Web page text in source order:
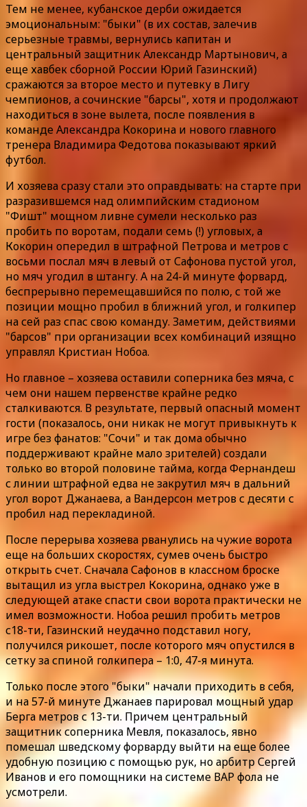
Тем не менее, кубанское дерби ожидается
эмоциональным: "быки" (в их состав, залечив
серьезные травмы, вернулись капитан и
центральный защитник Александр Мартынович, а
еще хавбек сборной России Юрий Газинский)
сражаются за второе место и путевку в Лигу
чемпионов, а сочинские "барсы", хотя и продолжают
находиться в зоне вылета, после появления в
команде Александра Кокорина и нового главного
тренера Владимира Федотова показывают яркий
футбол.
И хозяева сразу стали это оправдывать: на старте при
разразившемся над олимпийским стадионом
"Фишт" мощном ливне сумели несколько раз
пробить по воротам, подали семь (!) угловых, а
Кокорин опередил в штрафной Петрова и метров с
восьми послал мяч в левый от Сафонова пустой угол,
но мяч угодил в штангу. А на 24-й минуте форвард,
беспрерывно перемещавшийся по полю, с той же
позиции мощно пробил в ближний угол, и голкипер
на сей раз спас свою команду. Заметим, действиями
"барсов" при организации всех комбинаций изящно
управлял Кристиан Нобоа.
Но главное – хозяева оставили соперника без мяча, с
чем они нашем первенстве крайне редко
сталкиваются. В результате, первый опасный момент
гости (показалось, они никак не могут привыкнуть к
игре без фанатов: "Сочи" и так дома обычно
поддерживают крайне мало зрителей) создали
только во второй половине тайма, когда Фернандеш
с линии штрафной едва не закрутил мяч в дальний
угол ворот Джанаева, а Вандерсон метров с десяти с
пробил над перекладиной.
После перерыва хозяева рванулись на чужие ворота
еще на больших скоростях, сумев очень быстро
открыть счет. Сначала Сафонов в классном броске
вытащил из угла выстрел Кокорина, однако уже в
следующей атаке спасти свои ворота практически не
имел возможности. Нобоа решил пробить метров
с18-ти, Газинский неудачно подставил ногу,
получился рикошет, после которого мяч опустился в
сетку за спиной голкипера – 1:0, 47-я минута.
Только после этого "быки" начали приходить в себя,
и на 57-й минуте Джанаев парировал мощный удар
Берга метров с 13-ти. Причем центральный
защитник соперника Мевля, показалось, явно
помешал шведскому форварду выйти на еще более
удобную позицию с помощью рук, но арбитр Сергей
Иванов и его помощники на системе ВАР фола не
усмотрели.